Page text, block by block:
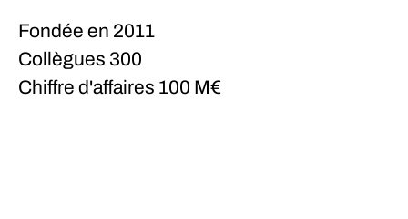
Fondée en 2011
Collègues 300
Chiffre d'affaires 100 M€